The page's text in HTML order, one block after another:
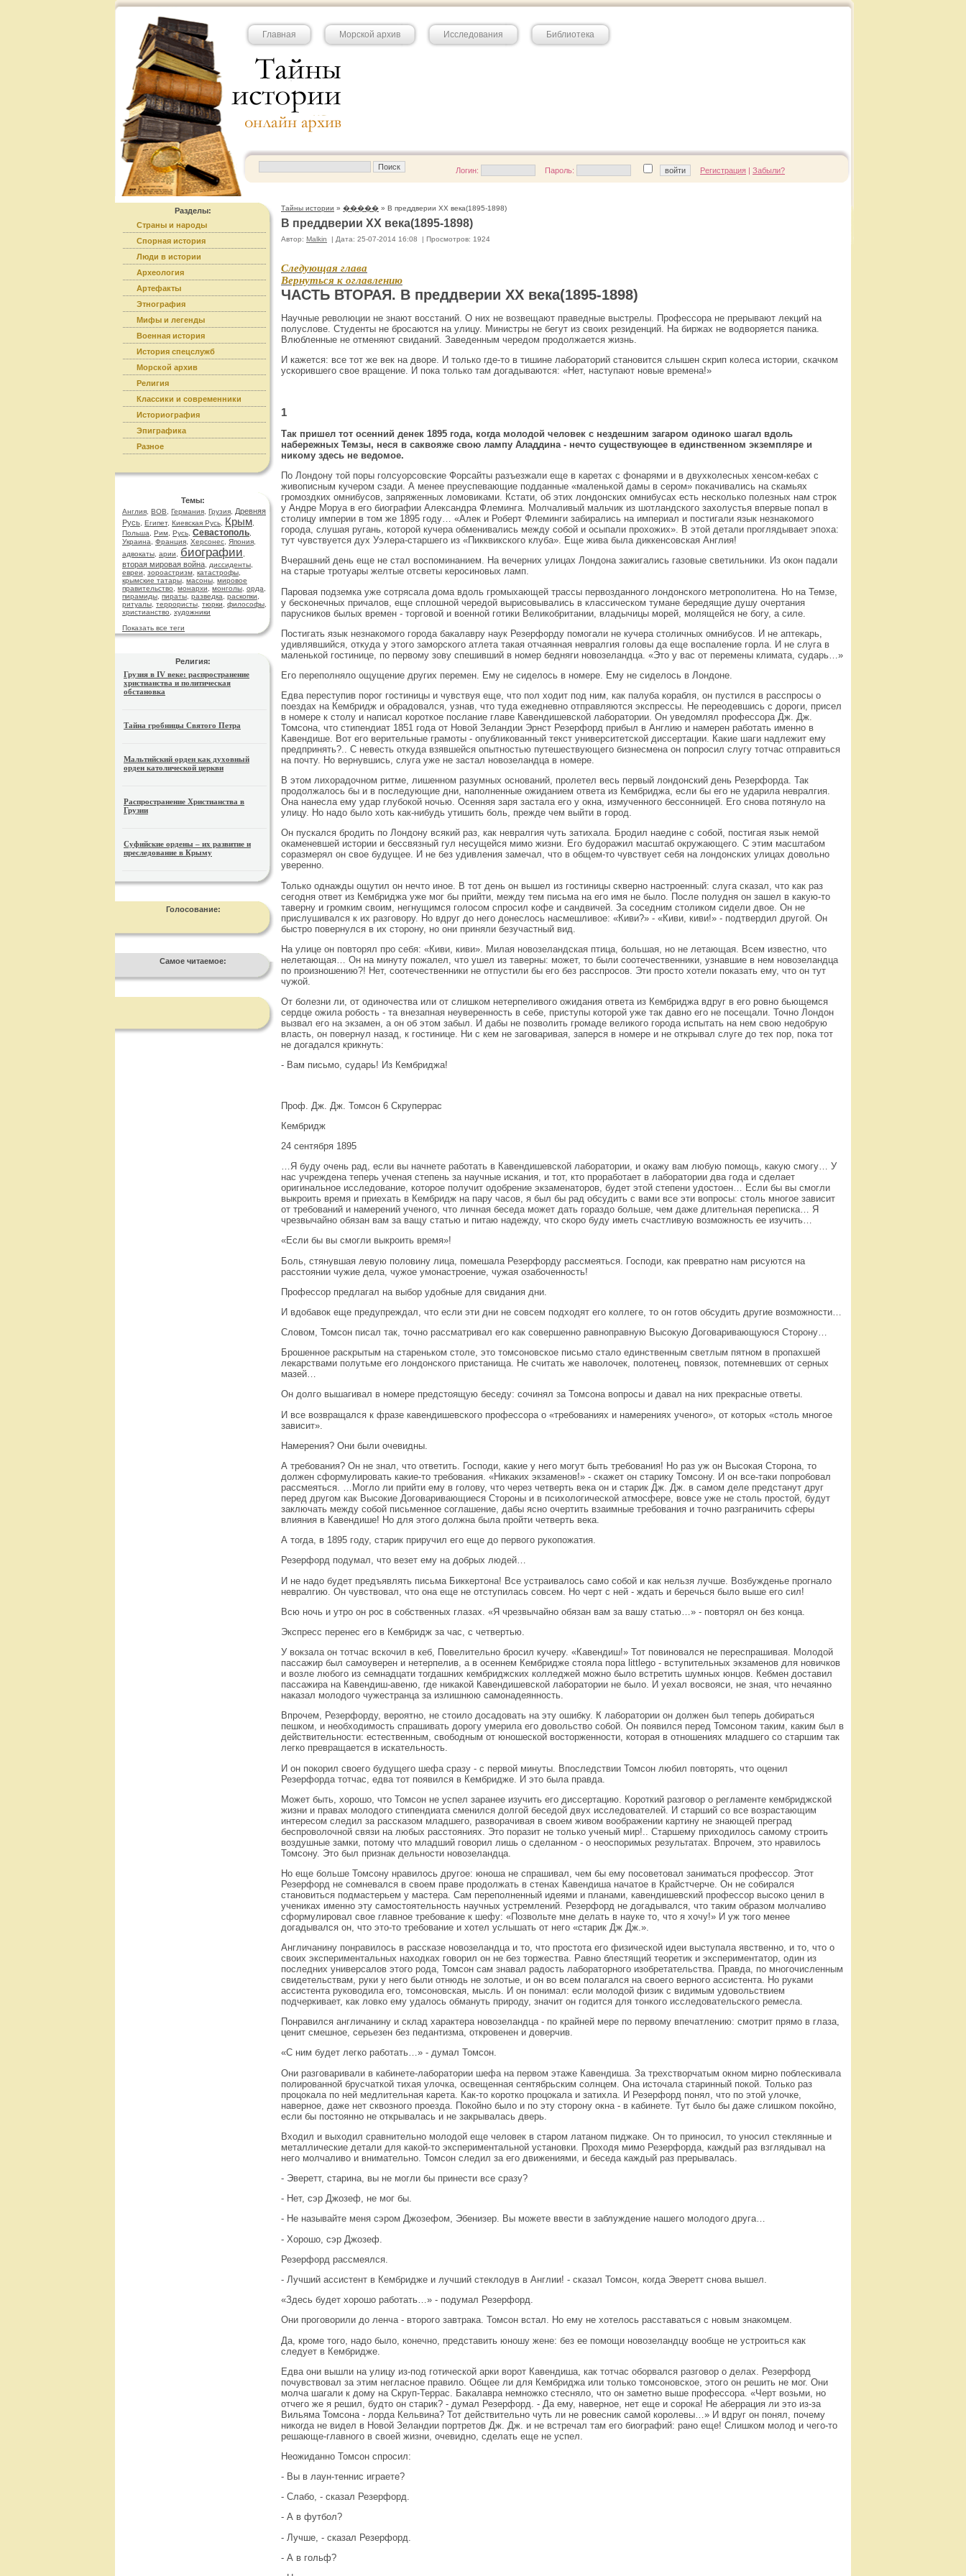
Главная Морской архив Исследования Библиотека
Логин: Пароль: Регистрация | Забыли?
Разделы:
Страны и народы
Спорная история
Люди в истории
Археология
Артефакты
Этнография
Мифы и легенды
Военная история
История спецслужб
Морской архив
Религия
Классики и современники
Историография
Эпиграфика
Разное
Темы:
Англия ВОВ Германия Грузия
Древняя
Русь Египет, Киевская Русь Крым
Польша
Рим Русь Севастополь
Украина
Франция Херсонес Япония
адвокаты арии биографии
вторая мировая война диссиденты
евреи
зороастризм катастрофы
крымские татары масоны мировое
правительство
монархи монголы орда
пирамиды пираты разведка раскопки
ритуалы террористы тюрки философы
христианство
художники
Показать все теги
Религия:
Грузия в IV веке: распространение
христианства и политическая
обстановка
Тайна гробницы Святого Петра
Мальтийский орден как духовный
орден католической церкви
Распространение Христианства в
Грузии
Суфийские ордены – их развитие и
преследование в Крыму
Голосование:
Самое читаемое:
Тайны истории » ����� » В преддверии XX века(1895-1898)
В преддверии XX века(1895-1898)
Автор: Malkin | Дата: 25-07-2014 16:08 | Просмотров: 1924
Следующая глава
Вернуться к оглавлению
ЧАСТЬ ВТОРАЯ. В преддверии XX века(1895-1898)
Научные революции не знают восстаний. О них не возвещают праведные выстрелы. Профессора не прерывают лекций на
полуслове. Студенты не бросаются на улицу. Министры не бегут из своих резиденций. На биржах не водворяется паника.
Влюбленные не отменяют свиданий. Заведенным чередом продолжается жизнь.
И кажется: все тот же век на дворе. И только где-то в тишине лабораторий становится слышен скрип колеса истории, скачком
ускорившего свое вращение. И пока только там догадываются: «Нет, наступают новые времена!»
1
Так пришел тот осенний денек 1895 года, когда молодой человек с нездешним загаром одиноко шагал вдоль
набережных Темзы, неся в саквояже свою лампу Аладдина - нечто существующее в единственном экземпляре и
никому здесь не ведомое.
По Лондону той поры голсуорсовские Форсайты разъезжали еще в каретах с фонарями и в двухколесных хенсом-кебах с
живописным кучером сзади. А менее преуспевающие подданные «маленькой дамы в сером» покачивались на скамьях
громоздких омнибусов, запряженных ломовиками. Кстати, об этих лондонских омнибусах есть несколько полезных нам строк
у Андре Моруа в его биографии Александра Флеминга. Молчаливый мальчик из шотландского захолустья впервые попал в
столицу империи в том же 1895 году… «Алек и Роберт Флеминги забирались на империал и постигали язык незнакомого
города, слушая ругань, которой кучера обменивались между собой и осыпали прохожих». В этой детали проглядывает эпоха:
тут чувствуется дух Уэлера-старшего из «Пикквикского клуба». Еще жива была диккенсовская Англия!
Вчерашний день еще не стал воспоминанием. На вечерних улицах Лондона зажигались газовые светильники. Из окон падали
на старые тротуары желтые отсветы керосиновых ламп.
Паровая подземка уже сотрясала дома вдоль громыхающей трассы первозданного лондонского метрополитена. Но на Темзе,
у бесконечных причалов, еще сплошной чередой вырисовывались в классическом тумане бередящие душу очертания
парусников былых времен - торговой и военной готики Великобритании, владычицы морей, молящейся не богу, а силе.
Постигать язык незнакомого города бакалавру наук Резерфорду помогали не кучера столичных омнибусов. И не аптекарь,
удивлявшийся, откуда у этого заморского атлета такая отчаянная невралгия головы да еще воспаление горла. И не слуга в
маленькой гостинице, по первому зову спешивший в номер бедняги новозеландца. «Это у вас от перемены климата, сударь…»
Его переполняло ощущение других перемен. Ему не сиделось в номере. Ему не сиделось в Лондоне.
Едва переступив порог гостиницы и чувствуя еще, что пол ходит под ним, как палуба корабля, он пустился в расспросы о
поездах на Кембридж и обрадовался, узнав, что туда ежедневно отправляются экспрессы. Не переодевшись с дороги, присел
в номере к столу и написал короткое послание главе Кавендишевской лаборатории. Он уведомлял профессора Дж. Дж.
Томсона, что стипендиат 1851 года от Новой Зеландии Эрнст Резерфорд прибыл в Англию и намерен работать именно в
Кавендише. Вот его верительные грамоты - опубликованный текст университетской диссертации. Какие шаги надлежит ему
предпринять?.. С невесть откуда взявшейся опытностью путешествующего бизнесмена он попросил слугу тотчас отправиться
на почту. Но вернувшись, слуга уже не застал новозеландца в номере.
В этом лихорадочном ритме, лишенном разумных оснований, пролетел весь первый лондонский день Резерфорда. Так
продолжалось бы и в последующие дни, наполненные ожиданием ответа из Кембриджа, если бы его не ударила невралгия.
Она нанесла ему удар глубокой ночью. Осенняя заря застала его у окна, измученного бессонницей. Его снова потянуло на
улицу. Но надо было хоть как-нибудь утишить боль, прежде чем выйти в город.
Он пускался бродить по Лондону всякий раз, как невралгия чуть затихала. Бродил наедине с собой, постигая язык немой
окаменевшей истории и бессвязный гул несущейся мимо жизни. Его будоражил масштаб окружающего. С этим масштабом
соразмерял он свое будущее. И не без удивления замечал, что в общем-то чувствует себя на лондонских улицах довольно
уверенно.
Только однажды ощутил он нечто иное. В тот день он вышел из гостиницы скверно настроенный: слуга сказал, что как раз
сегодня ответ из Кембриджа уже мог бы прийти, между тем письма на его имя не было. После полудня он зашел в какую-то
таверну и громким своим, негнущимся голосом спросил кофе и сандвичей. За соседним столиком сидели двое. Он не
прислушивался к их разговору. Но вдруг до него донеслось насмешливое: «Киви?» - «Киви, киви!» - подтвердил другой. Он
быстро повернулся в их сторону, но они приняли безучастный вид.
На улице он повторял про себя: «Киви, киви». Милая новозеландская птица, большая, но не летающая. Всем известно, что
нелетающая… Он на минуту пожалел, что ушел из таверны: может, то были соотечественники, узнавшие в нем новозеландца
по произношению?! Нет, соотечественники не отпустили бы его без расспросов. Эти просто хотели показать ему, что он тут
чужой.
От болезни ли, от одиночества или от слишком нетерпеливого ожидания ответа из Кембриджа вдруг в его ровно бьющемся
сердце ожила робость - та внезапная неуверенность в себе, приступы которой уже так давно его не посещали. Точно Лондон
вызвал его на экзамен, а он об этом забыл. И дабы не позволить громаде великого города испытать на нем свою недобрую
власть, он повернул назад, к гостинице. Ни с кем не заговаривая, заперся в номере и не открывал слуге до тех пор, пока тот
не догадался крикнуть:
- Вам письмо, сударь! Из Кембриджа!
Проф. Дж. Дж. Томсон 6 Скруперрас
Кембридж
24 сентября 1895
…Я буду очень рад, если вы начнете работать в Кавендишевской лаборатории, и окажу вам любую помощь, какую смогу… У
нас учреждена теперь ученая степень за научные искания, и тот, кто проработает в лаборатории два года и сделает
оригинальное исследование, которое получит одобрение экзаменаторов, будет этой степени удостоен… Если бы вы смогли
выкроить время и приехать в Кембридж на пару часов, я был бы рад обсудить с вами все эти вопросы: столь многое зависит
от требований и намерений ученого, что личная беседа может дать гораздо больше, чем даже длительная переписка… Я
чрезвычайно обязан вам за ващу статью и питаю надежду, что скоро буду иметь счастливую возможность ее изучить…
«Если бы вы смогли выкроить время»!
Боль, стянувшая левую половину лица, помешала Резерфорду рассмеяться. Господи, как превратно нам рисуются на
расстоянии чужие дела, чужое умонастроение, чужая озабоченность!
Профессор предлагал на выбор удобные для свидания дни.
И вдобавок еще предупреждал, что если эти дни не совсем подходят его коллеге, то он готов обсудить другие возможности…
Словом, Томсон писал так, точно рассматривал его как совершенно равноправную Высокую Договаривающуюся Сторону…
Брошенное раскрытым на стареньком столе, это томсоновское письмо стало единственным светлым пятном в пропахшей
лекарствами полутьме его лондонского пристанища. Не считать же наволочек, полотенец, повязок, потемневших от серных
мазей…
Он долго вышагивал в номере предстоящую беседу: сочинял за Томсона вопросы и давал на них прекрасные ответы.
И все возвращался к фразе кавендишевского профессора о «требованиях и намерениях ученого», от которых «столь многое
зависит».
Намерения? Они были очевидны.
А требования? Он не знал, что ответить. Господи, какие у него могут быть требования! Но раз уж он Высокая Сторона, то
должен сформулировать какие-то требования. «Никаких экзаменов!» - скажет он старику Томсону. И он все-таки попробовал
рассмеяться. …Могло ли прийти ему в голову, что через четверть века он и старик Дж. Дж. в самом деле предстанут друг
перед другом как Высокие Договаривающиеся Стороны и в психологической атмосфере, вовсе уже не столь простой, будут
заключать между собой письменное соглашение, дабы ясно очертить взаимные требования и точно разграничить сферы
влияния в Кавендише! Но для этого должна была пройти четверть века.
А тогда, в 1895 году, старик приручил его еще до первого рукопожатия.
Резерфорд подумал, что везет ему на добрых людей…
И не надо будет предъявлять письма Биккертона! Все устраивалось само собой и как нельзя лучше. Возбужденье прогнало
невралгию. Он чувствовал, что она еще не отступилась совсем. Но черт с ней - ждать и беречься было выше его сил!
Всю ночь и утро он рос в собственных глазах. «Я чрезвычайно обязан вам за вашу статью…» - повторял он без конца.
Экспресс перенес его в Кембридж за час, с четвертью.
У вокзала он тотчас вскочил в кеб, Повелительно бросил кучеру. «Кавендиш!» Тот повиновался не переспрашивая. Молодой
пассажир был самоуверен и нетерпелив, а в осеннем Кембридже стояла пора littlego - вступительных экзаменов для новичков
и возле любого из семнадцати тогдашних кембриджских колледжей можно было встретить шумных юнцов. Кебмен доставил
пассажира на Кавендиш-авеню, где никакой Кавендишевской лаборатории не было. И уехал восвояси, не зная, что нечаянно
наказал молодого чужестранца за излишнюю самонадеянность.
Впрочем, Резерфорду, вероятно, не стоило досадовать на эту ошибку. К лаборатории он должен был теперь добираться
пешком, и необходимость спрашивать дорогу умерила его довольство собой. Он появился перед Томсоном таким, каким был в
действительности: естественным, свободным от юношеской восторженности, которая в отношениях младшего со старшим так
легко превращается в искательность.
И он покорил своего будущего шефа сразу - с первой минуты. Впоследствии Томсон любил повторять, что оценил
Резерфорда тотчас, едва тот появился в Кембридже. И это была правда.
Может быть, хорошо, что Томсон не успел заранее изучить его диссертацию. Короткий разговор о регламенте кембриджской
жизни и правах молодого стипендиата сменился долгой беседой двух исследователей. И старший со все возрастающим
интересом следил за рассказом младшего, разворачивая в своем живом воображении картину не знающей преград
беспроволочной связи на любых расстояниях. Это поразит не только ученый мир!.. Старшему приходилось самому строить
воздушные замки, потому что младший говорил лишь о сделанном - о неоспоримых результатах. Впрочем, это нравилось
Томсону. Это был признак дельности новозеландца.
Но еще больше Томсону нравилось другое: юноша не спрашивал, чем бы ему посоветовал заниматься профессор. Этот
Резерфорд не сомневался в своем праве продолжать в стенах Кавендиша начатое в Крайстчерче. Он не собирался
становиться подмастерьем у мастера. Сам переполненный идеями и планами, кавендишевский профессор высоко ценил в
учениках именно эту самостоятельность научных устремлений. Резерфорд не догадывался, что таким образом молчаливо
сформулировал свое главное требование к шефу: «Позвольте мне делать в науке то, что я хочу!» И уж того менее
догадывался он, что это-то требование и хотел услышать от него «старик Дж Дж.».
Англичанину понравилось в рассказе новозеландца и то, что простота его физической идеи выступала явственно, и то, что о
своих экспериментальных находках говорил он не без торжества. Равно блестящий теоретик и экспериментатор, один из
последних универсалов этого рода, Томсон сам знавал радость лабораторного изобретательства. Правда, по многочисленным
свидетельствам, руки у него были отнюдь не золотые, и он во всем полагался на своего верного ассистента. Но руками
ассистента руководила его, томсоновская, мысль. И он понимал: если молодой физик с видимым удовольствием
подчеркивает, как ловко ему удалось обмануть природу, значит он годится для тонкого исследовательского ремесла.
Понравился англичанину и склад характера новозеландца - по крайней мере по первому впечатлению: смотрит прямо в глаза,
ценит смешное, серьезен без педантизма, откровенен и доверчив.
«С ним будет легко работать…» - думал Томсон.
Они разговаривали в кабинете-лаборатории шефа на первом этаже Кавендиша. За трехстворчатым окном мирно поблескивала
полированной брусчаткой тихая улочка, освещенная сентябрьским солнцем. Она источала старинный покой. Только раз
процокала по ней медлительная карета. Как-то коротко процокала и затихла. И Резерфорд понял, что по этой улочке,
наверное, даже нет сквозного проезда. Покойно было и по эту сторону окна - в кабинете. Тут было бы даже слишком покойно,
если бы постоянно не открывалась и не закрывалась дверь.
Входил и выходил сравнительно молодой еще человек в старом латаном пиджаке. Он то приносил, то уносил стеклянные и
металлические детали для какой-то экспериментальной установки. Проходя мимо Резерфорда, каждый раз взглядывал на
него молчаливо и внимательно. Томсон следил за его движениями, и беседа каждый раз прерывалась.
- Эверетт, старина, вы не могли бы принести все сразу?
- Нет, сэр Джозеф, не мог бы.
- Не называйте меня сэром Джозефом, Эбенизер. Вы можете ввести в заблуждение нашего молодого друга…
- Хорошо, сэр Джозеф.
Резерфорд рассмеялся.
- Лучший ассистент в Кембридже и лучший стеклодув в Англии! - сказал Томсон, когда Эверетт снова вышел.
«Здесь будет хорошо работать…» - подумал Резерфорд.
Они проговорили до ленча - второго завтрака. Томсон встал. Но ему не хотелось расставаться с новым знакомцем.
Да, кроме того, надо было, конечно, представить юношу жене: без ее помощи новозеландцу вообще не устроиться как
следует в Кембридже.
Едва они вышли на улицу из-под готической арки ворот Кавендиша, как тотчас оборвался разговор о делах. Резерфорд
почувствовал за этим негласное правило. Общее ли для Кембриджа или только томсоновское, этого он решить не мог. Они
молча шагали к дому на Скруп-Террас. Бакалавра немножко стесняло, что он заметно выше профессора. «Черт возьми, но
отчего же я решил, будто он старик? - думал Резерфорд. - Да ему, наверное, нет еще и сорока! Не аберрация ли это из-за
Вильяма Томсона - лорда Кельвина? Тот действительно чуть ли не ровесник самой королевы…» И вдруг он понял, почему
никогда не видел в Новой Зеландии портретов Дж. Дж. и не встречал там его биографий: рано еще! Слишком молод и чего-то
решающе-главного в своей жизни, очевидно, сделать еще не успел.
Неожиданно Томсон спросил:
- Вы в лаун-теннис играете?
- Слабо, - сказал Резерфорд.
- А в футбол?
- Лучше, - сказал Резерфорд.
- А в гольф?